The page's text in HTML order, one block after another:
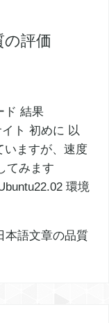
の評価
ド 結果
ト 初めに 以
いますが、速度
てみます
環境